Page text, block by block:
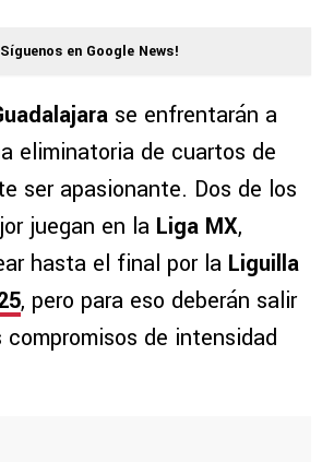
en Google News!
se enfrentarán a
eliminatoria de cuartos de
ser apasionante. Dos de los
juegan en la Liga MX,
hasta el final por la Liguilla
, pero para eso deberán salir
de intensidad